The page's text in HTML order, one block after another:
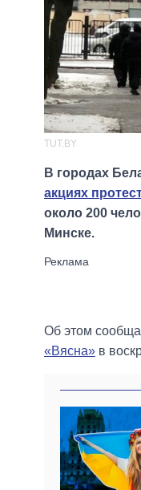
TUT.BY
В городах
акциях
около 200
Минске.
Об этом
«Вясна» в